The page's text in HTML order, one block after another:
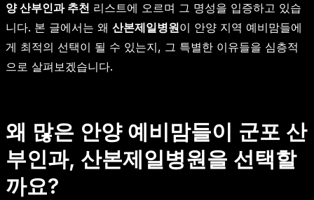
양 산부인과 추천 리스트에 오르며 그 명성을 입증하고 있습
니다. 본 글에서는 왜 산본제일병원이 안양 지역 예비맘들에
게 최적의 선택이 될 수 있는지, 그 특별한 이유들을 심층적
으로 살펴보겠습니다.
왜 많은 안양 예비맘들이 군포 산
부인과, 산본제일병원을 선택할
까요?